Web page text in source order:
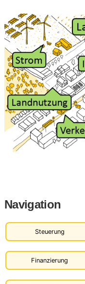
Navigation
Steuerung
Finanzierung